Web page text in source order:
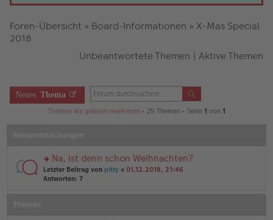
Foren-Übersicht » Board-Informationen » X-Mas Special
2018
Unbeantwortete Themen | Aktive Themen
Neues Thema
Themen als gelesen markieren• 25 Themen • Seite 1 von 1
rs
te
Na, ist denn schon Weihnachten?
Letzter Beitrag von pitty « 01.12.2018, 21:46
Antworten: 7